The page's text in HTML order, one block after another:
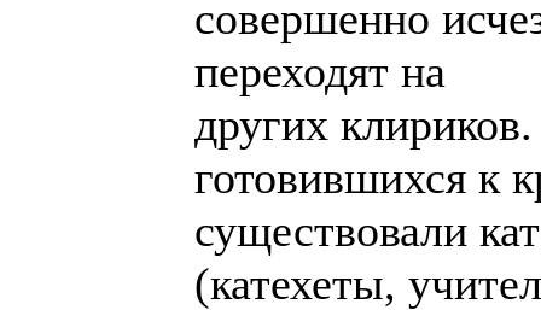
совершенно
переходят на
других
готовившихся к
существовали
(катехеты,